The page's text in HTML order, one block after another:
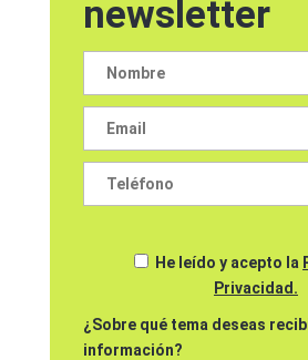
newsletter
He leído y acepto la
Privacidad.
¿Sobre qué tema deseas
información?